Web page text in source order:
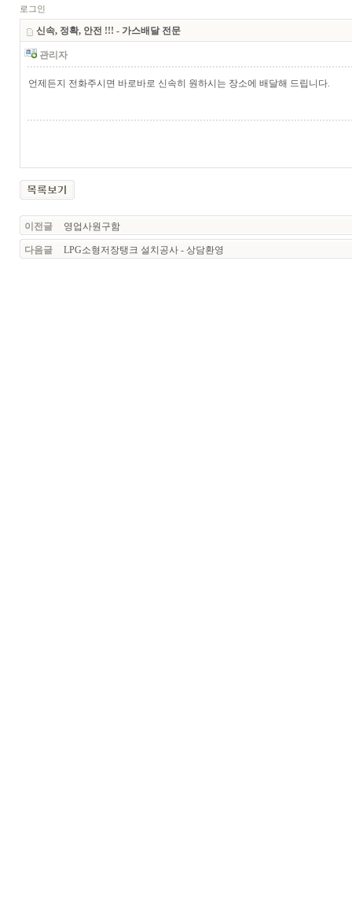
로그인
신속, 정확, 안전 !!! - 가스배달 전문
관리자
언제든지 전화주시면 바로바로 신속히 원하시는 장소에 배달해 드립니다.
이전글 영업사원구함
다음글 LPG소형저장탱크 설치공사 - 상담환영